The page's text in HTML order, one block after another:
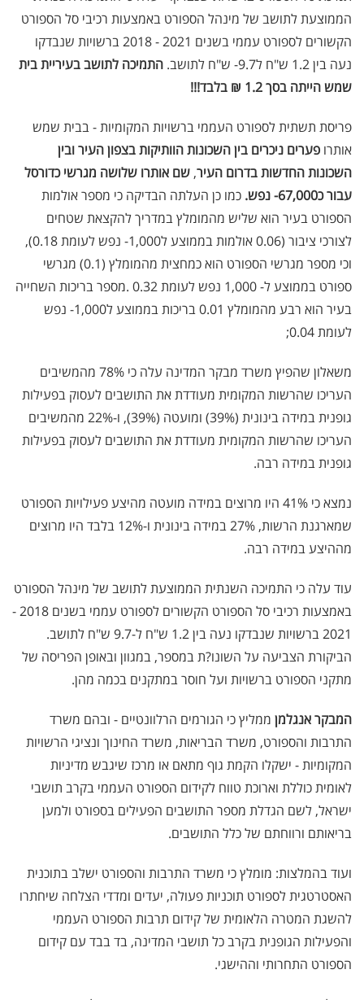
הממוצעת לתושב של מינהל הספורט באמצעות רכיבי סל הספורט
הקשורים לספורט עממי בשנים 2018 - 2021ברשויות שנבדקו
נעה בין 1.2 ש"ח ל9.7- ש"ח לתושב.
התמיכה לתושבבעיריית בית
שמש הייתה בסך 1.2 ₪ בלבד!!!
פריסת תשתית לספורט העממי ברשויות המקומיות - בבית שמש
אותרו פערים ניכרים בין השכונות הוותיקות בצפון העיר ובין
השכונותהחדשות בדרום העיר, שם אותרו שלושה מגרשי כדורסל
עבור כ67,000- נפש.
כמו כן העלתה הבדיקה כי מספר אולמות
הספורט בעיר הוא שליש מהמומלץ במדריך להקצאת שטחים
לצורכי ציבור (0.06 אולמות בממוצע ל1,000- נפש לעומת 0.18),
וכי מספר מגרשי הספורט הוא כמחצית מהמומלץ (0.1) מגרשי
ספורט בממוצע ל- 1,000 נפש לעומת 0.32
.מספר בריכות השחייה
בעיר הוא רבע מהמומלץ 0.01 בריכות בממוצע ל1,000- נפש
לעומת 0.04;
משאלון שהפיץ משרד מבקר המדינה עלה כי 78% מהמשיבים
העריכו שהרשות המקומית מעודדת את התושבים לעסוק בפעילות
גופנית במידה בינונית (39%) ומועטה (39%), ו-22% מהמשיבים
העריכו שהרשות המקומית מעודדת את התושבים לעסוק בפעילות
גופנית במידה רבה.
נמצא כי 41% היו מרוצים במידה מועטה מהיצע פעילויות הספורט
שמארגנת הרשות, 27% במידה בינונית ו-12% בלבד היו מרוצים
מההיצע במידה רבה.
עוד עלה כי התמיכה השנתית הממוצעת לתושב של מינהל הספורט
באמצעות רכיבי סל הספורט הקשורים לספורט עממי בשנים 2018 -
2021 ברשויות שנבדקו נעה בין 1.2 ש"ח ל-9.7 ש"ח לתושב.
הביקורת הצביעה על השונו?ת במספר, במגוון ובאופן הפריסה של
מתקני הספורט ברשויות ועל חוסר במתקנים בכמה מהן.
המבקר אנגלמן ממליץ כי הגורמים הרלוונטיים - ובהם משרד
התרבות והספורט, משרד הבריאות, משרד החינוך ונציגי הרשויות
המקומיות - ישקלו הקמת גוף מתאם או מרכז שיגבש מדיניות
לאומית כוללת וארוכת טווח לקידום הספורט העממי בקרב תושבי
ישראל, לשם הגדלת מספר התושבים הפעילים בספורט ולמען
בריאותם ורווחתם של כלל התושבים.
ועוד בהמלצות: מומלץ כי משרד התרבות והספורט ישלב בתוכנית
האסטרטגית לספורט תוכניות פעולה, יעדים ומדדי הצלחה שיחתרו
להשגת המטרה הלאומית של קידום תרבות הספורט העממי
והפעילות הגופנית בקרב כל תושבי המדינה, בד בבד עם קידום
הספורט התחרותי וההישגי.